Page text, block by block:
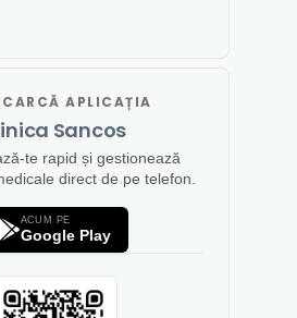
APLICAȚIA
Sancos
te rapid și gestionează
direct de pe telefon.
ACUM PE
Google Play